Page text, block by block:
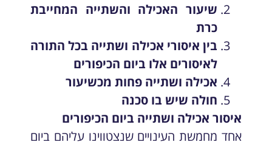
שיעור האכילה והשתייה המחייבת
כרת
בין איסורי אכילה ושתייה בכל התורה
לאיסורים אלו ביום הכיפורים
אכילה ושתייה פחות מכשיעור
חולה שיש בו סכנה
איסור אכילה ושתייה ביום הכיפורים
אחד מחמשת העינויים שנצטווינו עליהם ביום